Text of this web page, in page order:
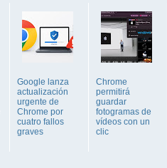
Google lanza
actualización
urgente de
Chrome por
cuatro fallos
graves
Chrome
permitirá
guardar
fotogramas de
vídeos con un
clic